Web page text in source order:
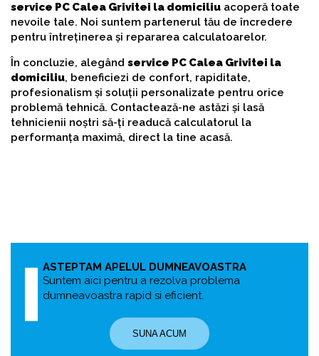
service PC Calea Grivitei la domiciliu acoperă toate
nevoile tale. Noi suntem partenerul tău de încredere
pentru întreținerea și repararea calculatoarelor.
În concluzie, alegând service PC Calea Grivitei la
domiciliu, beneficiezi de confort, rapiditate,
profesionalism și soluții personalizate pentru orice
problemă tehnică. Contactează-ne astăzi și lasă
tehnicienii noștri să-ți readucă calculatorul la
performanța maximă, direct la tine acasă.
ASTEPTAM APELUL DUMNEAVOASTRA
Suntem aici pentru a rezolva problema
dumneavoastra rapid si eficient.
SUNA ACUM